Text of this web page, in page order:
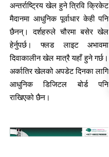
अन्तर्राष्ट्रिय खेल हुने त्रिवि क्रिकेट
मैदानमा आधुनिक पूर्वाधार केही पनि
छैनन्। दर्शहरुले चौरमा बसेर खेल
हेर्नुपर्छ। फ्लड लाइट अभावमा
दिवाकालीन खेल मात्रै यहाँ हुने गर्छ।
अर्कातिर खेलको अपडेट दिनका लागि
आधुनिक डिजिटल बोर्ड पनि
राखिएको छैन।